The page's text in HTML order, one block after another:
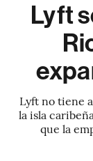
Lyft
Lyft no tiene
la isla
que la